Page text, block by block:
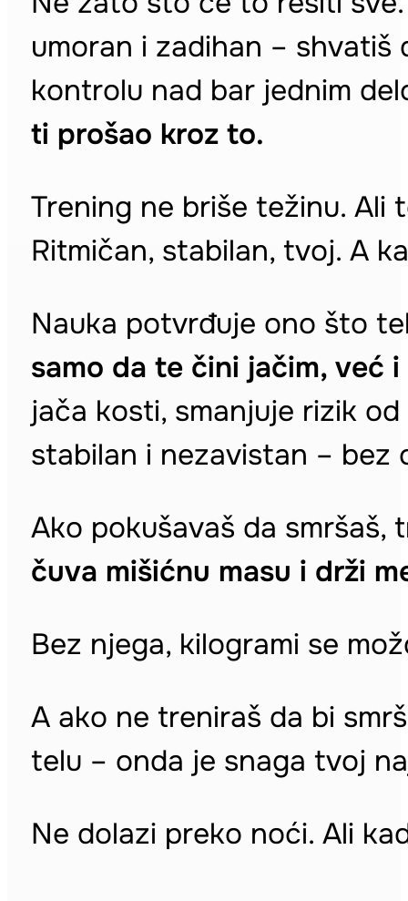
umoran i zadihan – shvatiš
kontrolu nad bar jednim
ti prošao kroz to.
Trening ne briše težinu. Ali
Ritmičan, stabilan, tvoj. A
Nauka potvrđuje ono što
samo da te čini jačim, već
jača kosti, smanjuje rizik
stabilan i nezavistan – bez
Ako pokušavaš da
čuva mišićnu masu i drži
Bez njega, kilogrami se
A ako ne treniraš da bi
telu – onda je snaga tvoj
Ne dolazi preko noći. Ali